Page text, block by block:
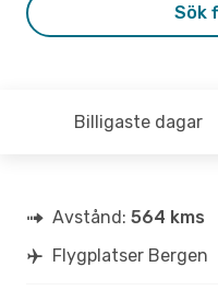
Sök
Billigaste dagar
Avstånd: 564 kms
Flygplatser Bergen